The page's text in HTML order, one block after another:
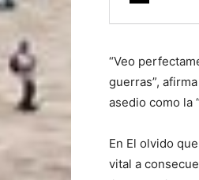
“Veo
guerras”,
asedio como la
En El olvido
vital a